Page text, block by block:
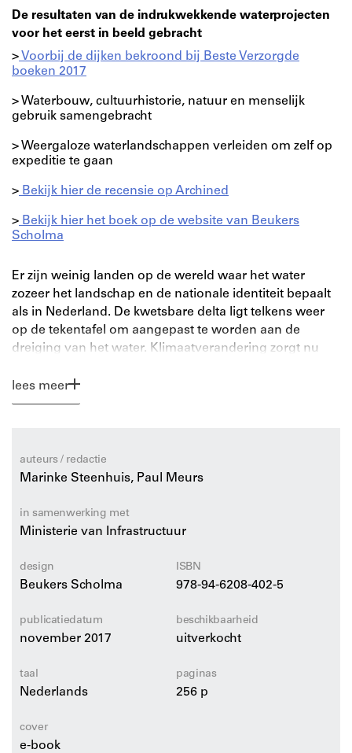
De resultaten van de indrukwekkende waterprojecten
voor het eerst in beeld gebracht
> Voorbij de dijken bekroond bij Beste Verzorgde
boeken 2017
> Waterbouw, cultuurhistorie, natuur en menselijk
gebruik samengebracht
> Weergaloze waterlandschappen verleiden om zelf op
expeditie te gaan
> Bekijk hier de recensie op Archined
> Bekijk hier het boek op de website van Beukers
Scholma
Er zijn weinig landen op de wereld waar het water
zozeer het landschap en de nationale identiteit bepaalt
als in Nederland. De kwetsbare delta ligt telkens weer
op de tekentafel om aangepast te worden aan de
dreiging van het water. Klimaatverandering zorgt nu
strijd tegen het water is daarbij veranderd in een
aanpak met het water. Voor het eerst worden de
zichtbaar. Voorbij de dijken. Hoe Nederland met het
water werkt brengt deze indrukwekkende operatie in
Dit boek laat dertig ingrepen langs de rivieren en de
natuur en menselijk gebruik zijn samengebracht in
weergaloze waterlandschappen, die verleiden om zelf
lees meer
auteurs / redactie
Marinke Steenhuis, Paul Meurs
in samenwerking met
Ministerie van Infrastructuur
design
Beukers Scholma
ISBN
978-94-6208-402-5
publicatiedatum
november 2017
beschikbaarheid
uitverkocht
taal
Nederlands
paginas
256 p
cover
e-book